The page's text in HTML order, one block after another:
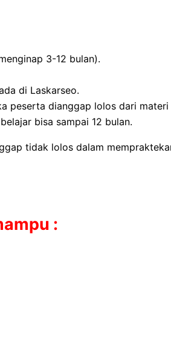
3-12 bulan).
di Laskarseo.
peserta dianggap lolos dari materi
bisa sampai 12 bulan.
tidak lolos dalam
: